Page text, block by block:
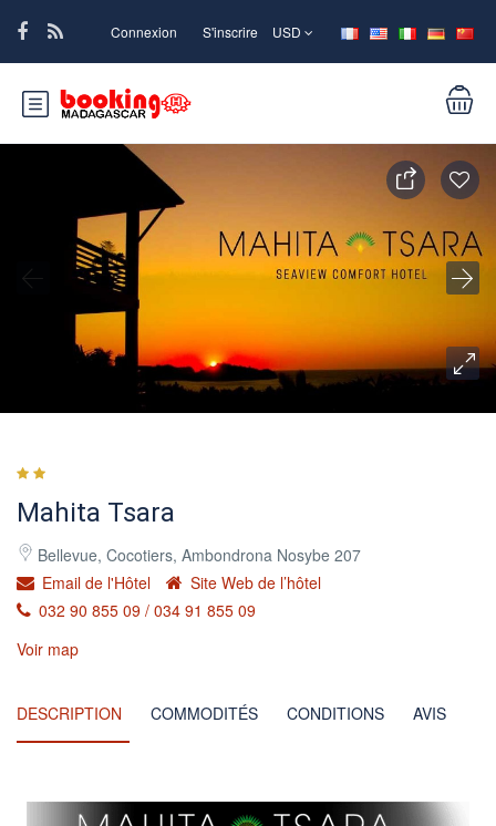
Connexion S'inscrire USD
Mahita Tsara
Bellevue, Cocotiers, Ambondrona Nosybe 207
Email de l'Hôtel
Site Web de l’hôtel
032 90 855 09 / 034 91 855 09
Voir map
DESCRIPTION COMMODITÉS CONDITIONS AVIS